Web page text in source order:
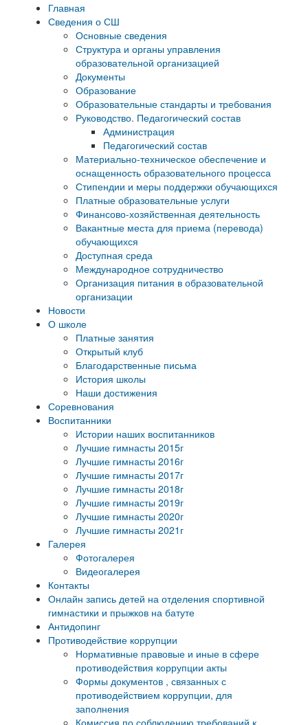
Главная
Сведения о СШ
Основные сведения
Структура и органы управления
образовательной организацией
Документы
Образование
Образовательные стандарты и требования
Руководство. Педагогический состав
Администрация
Педагогический состав
Материально-техническое обеспечение и
оснащенность образовательного процесса
Стипендии и меры поддержки обучающихся
Платные образовательные услуги
Финансово-хозяйственная деятельность
Вакантные места для приема (перевода)
обучающихся
Доступная среда
Международное сотрудничество
Организация питания в образовательной
организации
Новости
О школе
Платные занятия
Открытый клуб
Благодарственные письма
История школы
Наши достижения
Соревнования
Воспитанники
Истории наших воспитанников
Лучшие гимнасты 2015г
Лучшие гимнасты 2016г
Лучшие гимнасты 2017г
Лучшие гимнасты 2018г
Лучшие гимнасты 2019г
Лучшие гимнасты 2020г
Лучшие гимнасты 2021г
Галерея
Фотогалерея
Видеогалерея
Контакты
Онлайн запись детей на отделения спортивной
гимнастики и прыжков на батуте
Антидопинг
Противодействие коррупции
Нормативные правовые и иные в сфере
противодействия коррупции акты
Формы документов , связанных с
противодействием коррупции, для
заполнения
Комиссия по соблюдению требований к